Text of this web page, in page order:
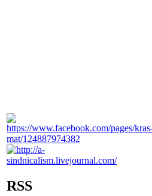
RSS